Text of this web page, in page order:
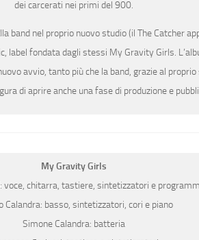
dei carcerati nei primi del 900.
nel proprio nuovo studio (il The Catcher
label fondata dagli stessi My Gravity Girls.
avvio, tanto più che la band, grazie al
di aprire anche una fase di produzione e
My Gravity Girls
voce, chitarra, tastiere, sintetizzatori e
Calandra: basso, sintetizzatori, cori e piano
Simone Calandra: batteria